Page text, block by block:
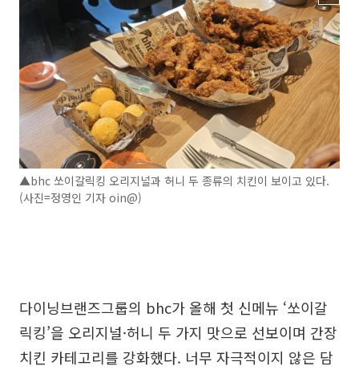
▲bhc 쏘이갈릭킹 오리지널과 허니 두 종류의 치킨이 보이고 있다.
(사진=정영인 기자 oin@)
다이닝브랜즈그룹의 bhc가 올해 첫 신메뉴 ‘쏘이갈
릭킹’을 오리지널·허니 두 가지 맛으로 선보이며 간장
치킨 카테고리를 강화했다. 너무 자극적이지 않은 담